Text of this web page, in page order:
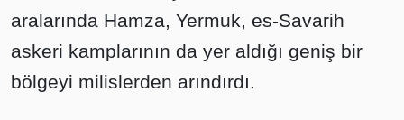
aralarında Hamza, Yermuk, es-Savarih
askeri kamplarının da yer aldığı geniş bir
bölgeyi milislerden arındırdı.